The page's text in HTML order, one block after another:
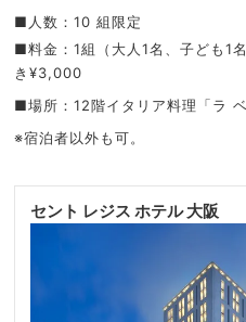
■人数：10 組限定
■料金：1組（大人1名、子ども1
き¥3,000
■場所：12階イタリア料理「ラ ベ
※宿泊者以外も可。
セント レジス ホテル 大阪